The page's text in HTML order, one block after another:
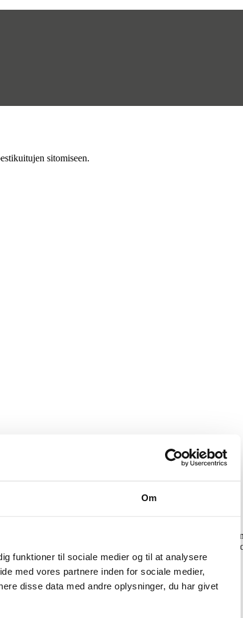
Om
funktioner til sociale medier og til at analysere
med vores partnere inden for sociale medier,
disse data med andre oplysninger, du har givet
sitomiseen.
pölyn ja asbestikuitujen kiinnittämiseen. AS50 koostuu
maalille ja rappaukselle. AS50 muodostaa